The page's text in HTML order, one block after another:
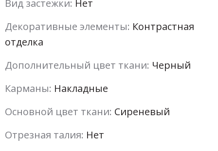
Вид застежки: Нет
Декоративные элементы: Контрастная
отделка
Дополнительный цвет ткани: Черный
Карманы: Накладные
Основной цвет ткани: Сиреневый
Отрезная талия: Нет